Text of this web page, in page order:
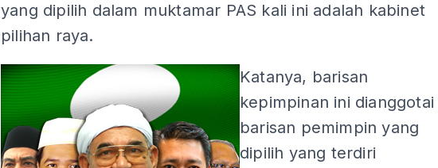
yang dipilih dalam muktamar PAS kali ini adalah kabinet
pilihan raya.
Katanya, barisan
kepimpinan ini dianggotai
barisan pemimpin yang
dipilih yang terdiri